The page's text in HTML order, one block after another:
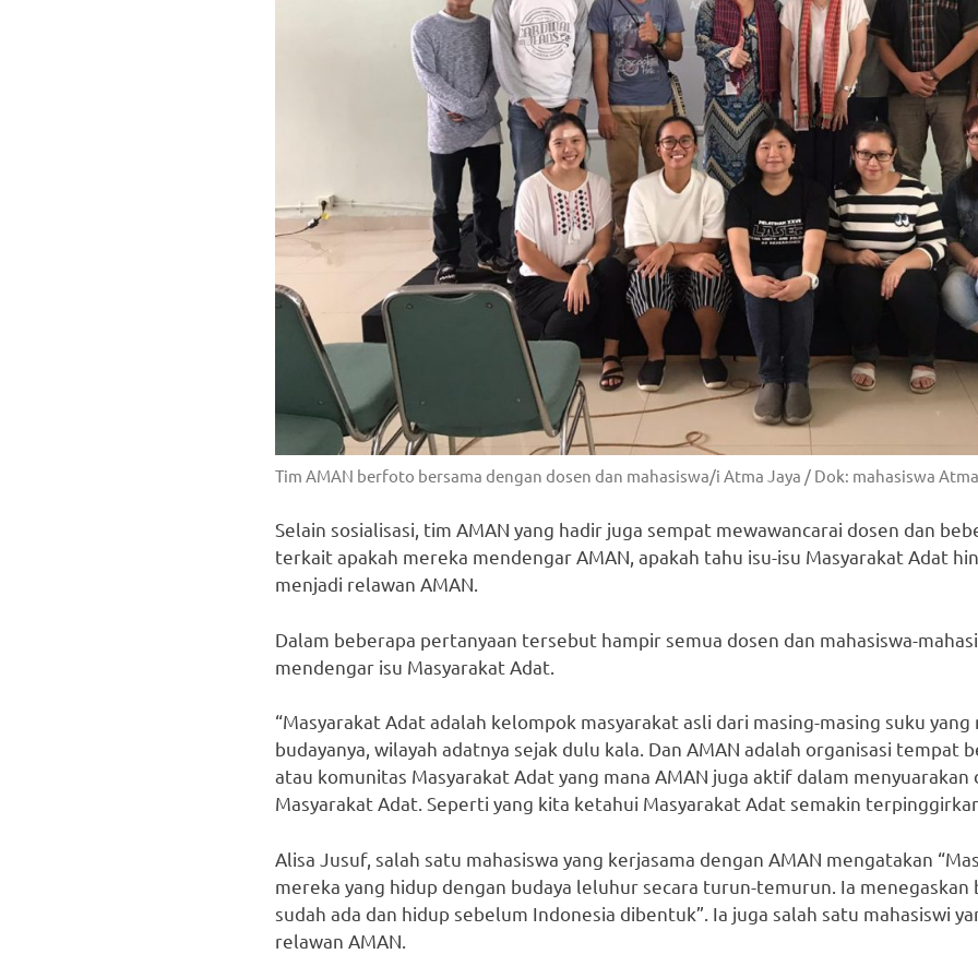
Tim AMAN berfoto bersama dengan dosen dan mahasiswa/i Atma Jaya / Dok: mahasiswa
Selain sosialisasi, tim AMAN yang hadir juga sempat mewawancarai dosen dan
terkait apakah mereka mendengar AMAN, apakah tahu isu-isu Masyarakat Adat
menjadi relawan AMAN.
Dalam beberapa pertanyaan tersebut hampir semua dosen dan mahasiswa-
mendengar isu Masyarakat Adat.
“Masyarakat Adat adalah kelompok masyarakat asli dari masing-masing suku
budayanya, wilayah adatnya sejak dulu kala. Dan AMAN adalah organisasi tempat
atau komunitas Masyarakat Adat yang mana AMAN juga aktif dalam menyuarakan
Masyarakat Adat. Seperti yang kita ketahui Masyarakat Adat semakin
Alisa Jusuf, salah satu mahasiswa yang kerjasama dengan AMAN mengatakan
mereka yang hidup dengan budaya leluhur secara turun-temurun. Ia menegaskan
sudah ada dan hidup sebelum Indonesia dibentuk”. Ia juga salah satu mahasiswi
relawan AMAN.